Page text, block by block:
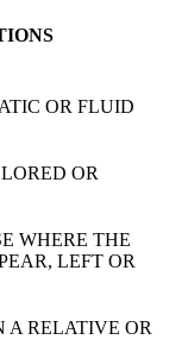
OR FLUID
OR
WHERE THE
LEFT OR
A RELATIVE OR